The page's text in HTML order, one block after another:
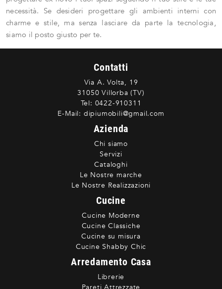
necessità. Se desideri progettare gli ambienti interni con
charme e stile, ma senza lasciare da parte la tecnologia,
siamo il posto giusto per te.
Contatti
Via A. Volta, 19
31050 Villorba (TV)
Tel: 0422-910311
E-Mail: dipiumobili@gmail.com
Azienda
Chi siamo
Servizi
Cataloghi
Le Nostre marche
Le Nostre Realizzazioni
Cucine
Cucine Moderne
Cucine Classiche
Cucine su misura
Cucine Shabby Chic
Arredamento Casa
Librerie